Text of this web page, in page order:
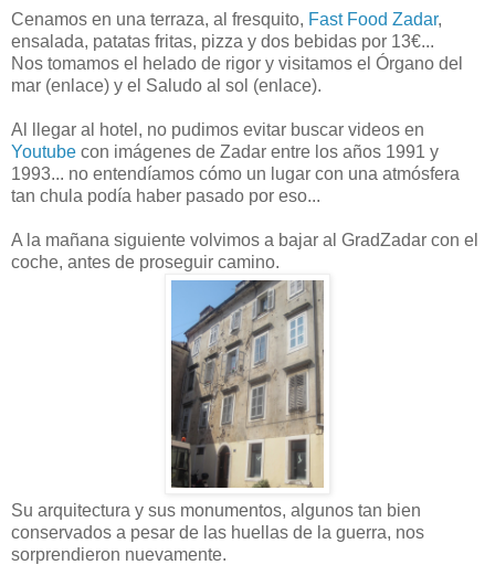
Cenamos en una terraza, al fresquito, Fast Food Zadar,
ensalada, patatas fritas, pizza y dos bebidas por 13€...
Nos tomamos el helado de rigor y visitamos el Órgano del
mar (enlace) y el Saludo al sol (enlace).
Al llegar al hotel, no pudimos evitar buscar videos en
Youtube con imágenes de Zadar entre los años 1991 y
1993... no entendíamos cómo un lugar con una atmósfera
tan chula podía haber pasado por eso...
A la mañana siguiente volvimos a bajar al GradZadar con el
coche, antes de proseguir camino.
Su arquitectura y sus monumentos, algunos tan bien
conservados a pesar de las huellas de la guerra, nos
sorprendieron nuevamente.